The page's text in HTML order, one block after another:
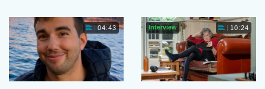
04:43 Interview 10:24